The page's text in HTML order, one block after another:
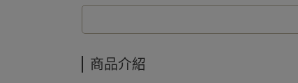
商品介紹